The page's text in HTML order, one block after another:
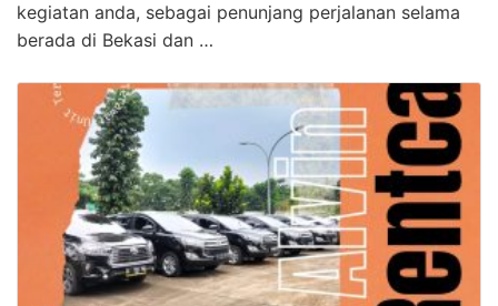
kegiatan anda, sebagai penunjang perjalanan selama
berada di Bekasi dan …